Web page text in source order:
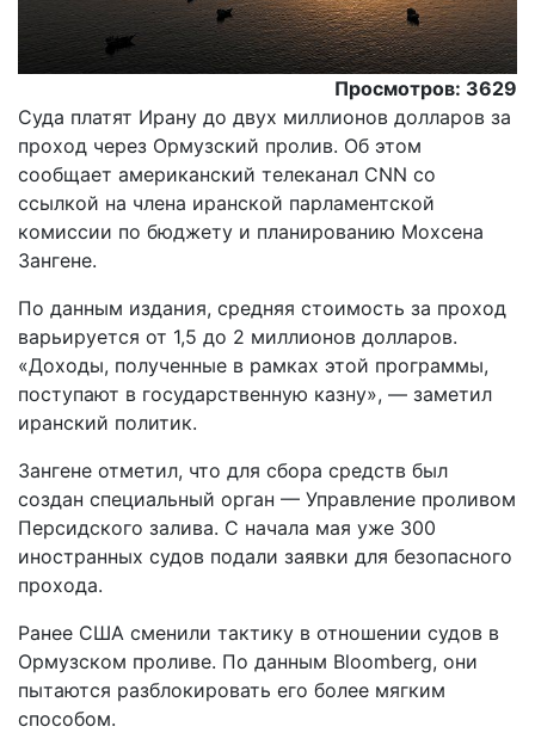
Просмотров: 3629
Суда платят Ирану до двух миллионов долларов за
проход через Ормузский пролив. Об этом
сообщает американский телеканал CNN со
ссылкой на члена иранской парламентской
комиссии по бюджету и планированию Мохсена
Зангене.
По данным издания, средняя стоимость за проход
варьируется от 1,5 до 2 миллионов долларов.
«Доходы, полученные в рамках этой программы,
поступают в государственную казну», — заметил
иранский политик.
Зангене отметил, что для сбора средств был
создан специальный орган — Управление проливом
Персидского залива. С начала мая уже 300
иностранных судов подали заявки для безопасного
прохода.
Ранее США сменили тактику в отношении судов в
Ормузском проливе. По данным Bloomberg, они
пытаются разблокировать его более мягким
способом.